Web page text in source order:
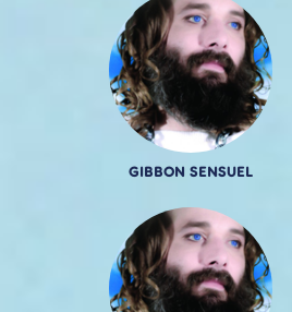
GIBBON SENSUEL